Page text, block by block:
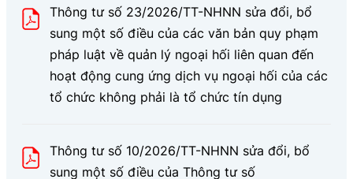
Thông tư số 23/2026/TT-NHNN sửa đổi, bổ
sung một số điều của các văn bản quy phạm
pháp luật về quản lý ngoại hối liên quan đến
hoạt động cung ứng dịch vụ ngoại hối của các
tổ chức không phải là tổ chức tín dụng
Thông tư số 10/2026/TT-NHNN sửa đổi, bổ
sung một số điều của Thông tư số